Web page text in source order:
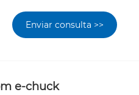
Enviar consulta >>
e-chuck